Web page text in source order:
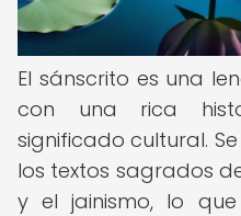
El sánscrito es una
con una rica
significado cultural.
los textos sagrados
y el jainismo, lo